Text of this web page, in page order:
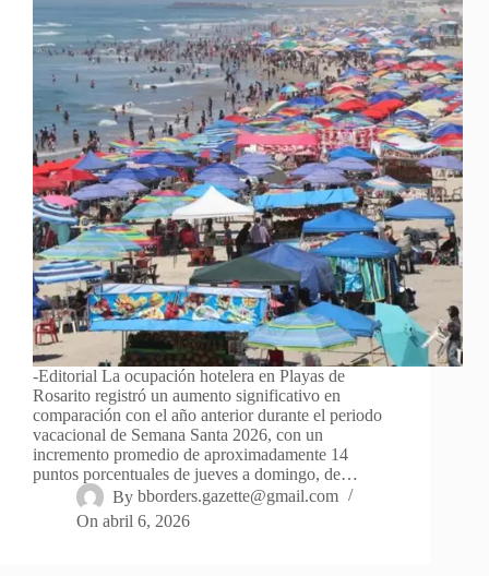
-Editorial La ocupación hotelera en Playas de
Rosarito registró un aumento significativo en
comparación con el año anterior durante el periodo
vacacional de Semana Santa 2026, con un
incremento promedio de aproximadamente 14
puntos porcentuales de jueves a domingo, de…
By bborders.gazette@gmail.com
On abril 6, 2026